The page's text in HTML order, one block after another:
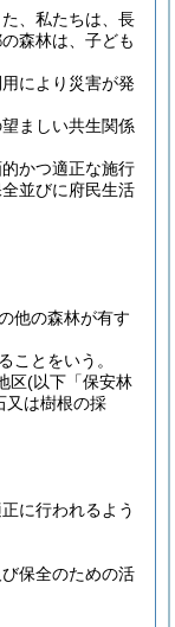
、私たちは、長
森林は、子ども
により災害が発
ましい共生関係
かつ適正な施行
並びに府民生活
他の森林が有す
とをいう。
区(以下「保安林
又は樹根の採
に行われるよう
保全のための活